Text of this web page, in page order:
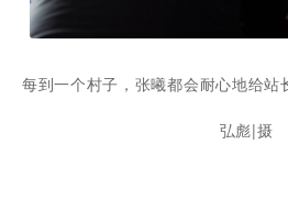
每到一个村子，张曦都会耐心地给站
弘彪|摄